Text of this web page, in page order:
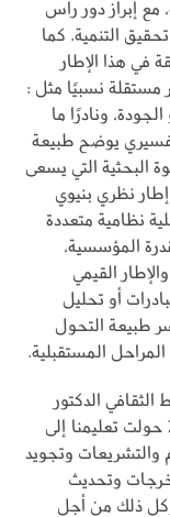
مع إبراز دور رأس
التنمية. كما
في هذا الإطار
مستقلة نسبيًا مثل :
ونادرًا ما
يوضح طبيعة
البحثية التي يسعى
نظري بنيوي
نظامية متعددة
المؤسسية،
القيمي
أو تحليل
طبيعة التحول
المستقبلية.
الثقافي الدكتور
يوسف العارف إلى أن الرؤية السعودية 2030 حولت تعليمنا إلى
وتجويد
وتحديث
وكل ذلك من أجل